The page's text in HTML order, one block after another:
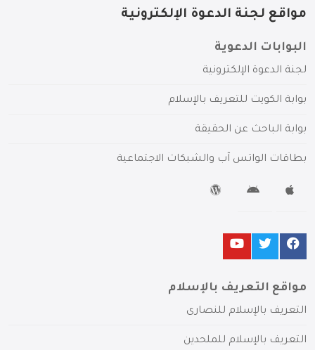
مواقع لجنة الدعوة الإلكترونية
البوابات الدعوية
لجنة الدعوة الإلكترونية
بوابة الكويت للتعريف بالإسلام
بوابة الباحث عن الحقيقة
بطاقات الواتس آب والشبكات الاجتماعية
مواقع التعريف بالإسلام
التعريف بالإسلام للنصارى
التعريف بالإسلام للملحدين